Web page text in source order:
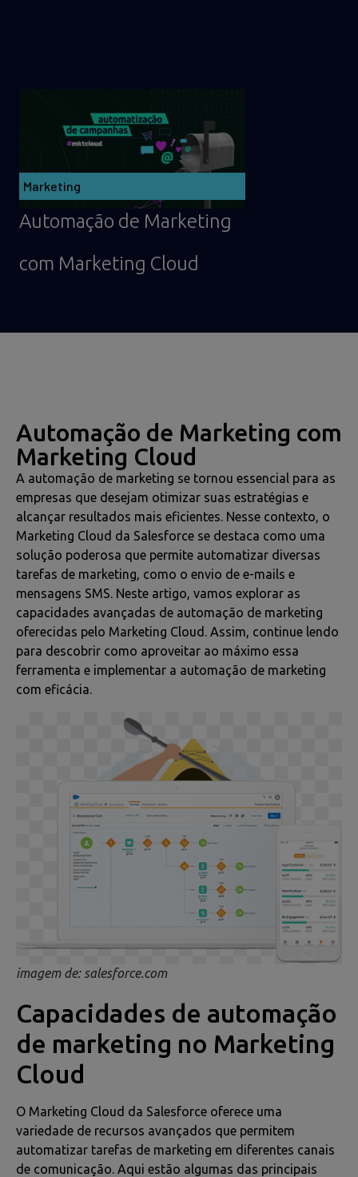
Marketing
Automação de Marketing
com Marketing Cloud
Automação de Marketing com
Marketing Cloud
A automação de marketing se tornou essencial para as
empresas que desejam otimizar suas estratégias e
alcançar resultados mais eficientes. Nesse contexto, o
Marketing Cloud da Salesforce se destaca como uma
solução poderosa que permite automatizar diversas
tarefas de marketing, como o envio de e-mails e
mensagens SMS. Neste artigo, vamos explorar as
capacidades avançadas de automação de marketing
oferecidas pelo Marketing Cloud. Assim, continue lendo
para descobrir como aproveitar ao máximo essa
ferramenta e implementar a automação de marketing
com eficácia.
imagem de: salesforce.com
Capacidades de automação
de marketing no Marketing
Cloud
O Marketing Cloud da Salesforce oferece uma
variedade de recursos avançados que permitem
automatizar tarefas de marketing em diferentes canais
de comunicação. Aqui estão algumas das principais